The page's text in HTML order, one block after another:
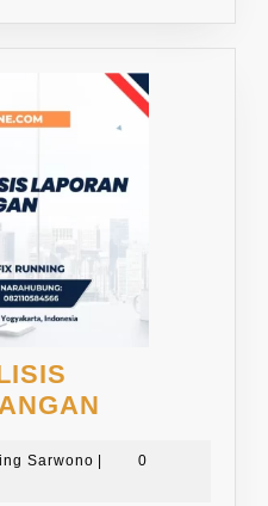
LAPORAN
SarwonoParing
|
0